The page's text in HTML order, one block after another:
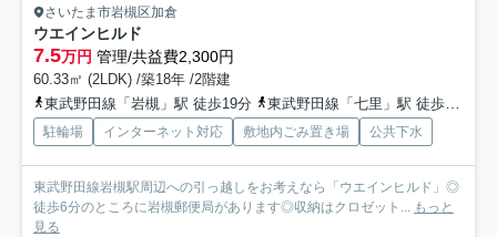
さいたま市岩槻区加倉
ウエインヒルド
7.5万円 管理/共益費2,300円
60.33㎡ (2LDK) /築18年 /2階建
東武野田線「岩槻」駅 徒歩19分
東武野田線「七里」駅 徒歩35分
駐輪場 インターネット対応 敷地内ごみ置き場 公共下水
東武野田線岩槻駅周辺への引っ越しをお考えなら「ウエインヒルド」◎
徒歩6分のところに岩槻郵便局があります◎収納はクロゼット... もっと
見る